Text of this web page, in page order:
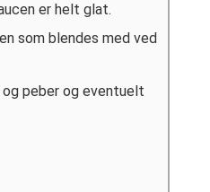
er helt glat.
som blendes med ved
peber og eventuelt